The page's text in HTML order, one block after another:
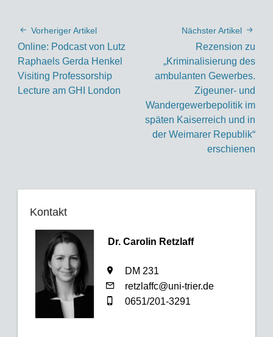
Vorheriger Artikel
Online: Podcast von Lutz
Raphaels Gerda Henkel
Visiting Professorship
Lecture am GHI London
Nächster Artikel
Rezension zu
„Kriminalisierung des
ambulanten Gewerbes.
Zigeuner- und
Wandergewerbepolitik im
späten Kaiserreich und in
der Weimarer Republik“
erschienen
Kontakt
Dr. Carolin Retzlaff
DM 231
retzlaffc@uni-trier.de
0651/201-3291